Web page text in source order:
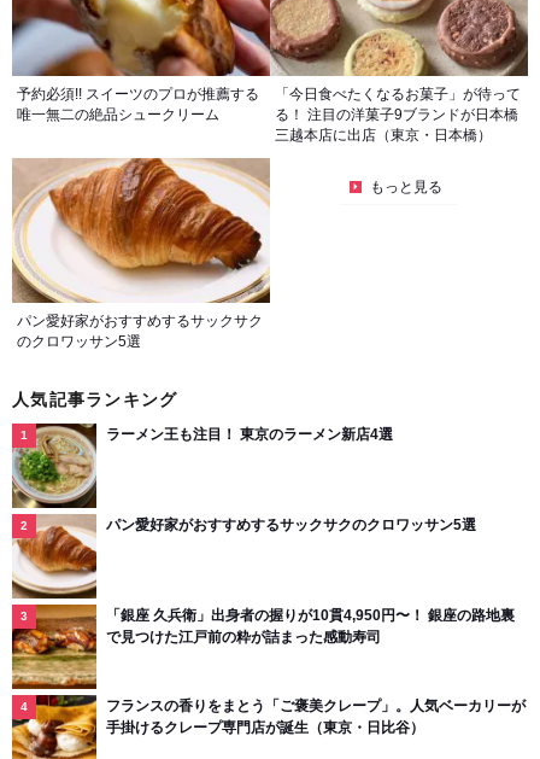
予約必須!! スイーツのプロが推薦する
唯一無二の絶品シュークリーム
「今日食べたくなるお菓子」が待って
る！ 注目の洋菓子9ブランドが日本橋
三越本店に出店（東京・日本橋）
パン愛好家がおすすめするサックサク
のクロワッサン5選
もっと見る
人気記事ランキング
ラーメン王も注目！ 東京のラーメン新店4選
パン愛好家がおすすめするサックサクのクロワッサン5選
「銀座 久兵衛」出身者の握りが10貫4,950円〜！ 銀座の路地裏
で見つけた江戸前の粋が詰まった感動寿司
フランスの香りをまとう「ご褒美クレープ」。人気ベーカリーが
手掛けるクレープ専門店が誕生（東京・日比谷）